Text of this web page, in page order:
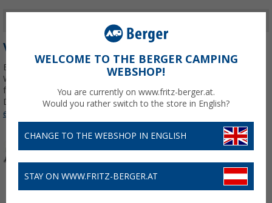
VORZELTE
Entdecke unsere große Auswahl an Vorzelten für Wohnwagen,
Wohnmobile und Campingbusse. Ob robustes Wintervorzelt,
flexibles Ganzjahresvorzelt oder leichtes Markisenzelt – hier findest
Du genau das richtige!Jetzt mehr über unsere KategorieVorzelte
erfahren...
Wohnwagen Reisemobil & Bus Aufblasbar Universal
WELCOME TO THE BERGER CAMPING
WEBSHOP!
You are currently on www.fritz-berger.at.
Would you rather switch to the store in English?
CHANGE TO THE WEBSHOP IN ENGLISH
STAY ON WWW.FRITZ-BERGER.AT